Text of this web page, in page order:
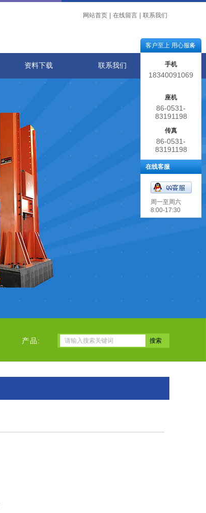
网站首页 在线留言 联系我们
资料下载 联系我们
产品:
客户至上 用心服务
手机
18340091069
座机
86-0531-
83191198
传真
86-0531-
83191198
在线客服
周一至周六
8:00-17:30